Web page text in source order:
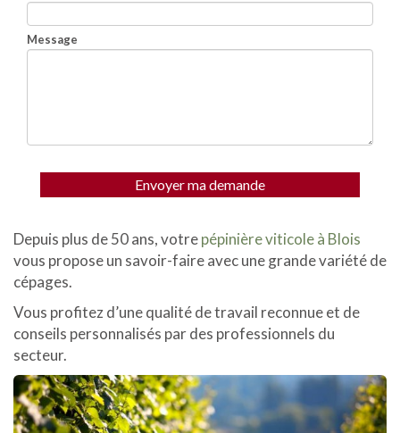
Message
Envoyer ma demande
Depuis plus de 50 ans, votrepépinière viticole à Blois
vous propose un savoir-faire avec une grande variété de
cépages.
Vous profitez d’une qualité de travail reconnue et de
conseils personnalisés par des professionnels du
secteur.